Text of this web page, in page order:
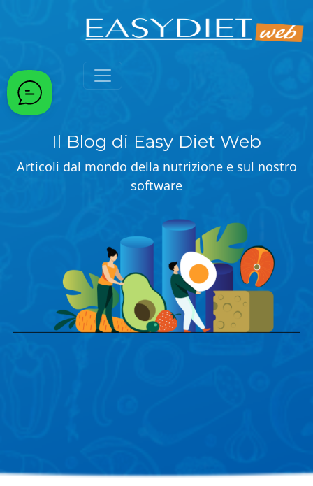
Il Blog di Easy Diet Web
Articoli dal mondo della nutrizione e sul nostro
software